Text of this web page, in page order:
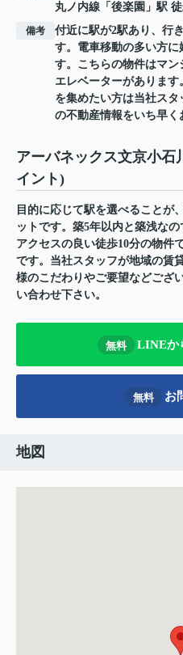
丸ノ内線 「 後楽園 」駅
備考
付近に駅が2駅あり、行
す。電車移動の多い方
す。こちらの物件はマ
エレベーターがありま
を集めたい方は当社ス
の不動産情報をいち早く
アーバネックス文京小石
イント)
目的に応じて駅を選べることが
ットです。築5年以内と築浅な
アクセスの良い徒歩10分の物件
です。当社スタッフが地域の賃
様のこだわりやご要望などござ
い合わせ下さい。
無料 LINEか
無料 お
地図